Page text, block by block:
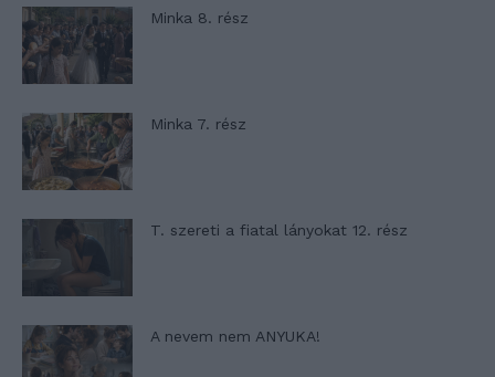
Minka 8. rész
Minka 7. rész
T. szereti a fiatal lányokat 12. rész
A nevem nem ANYUKA!